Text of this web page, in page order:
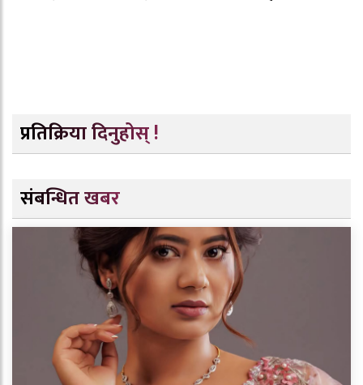
प्रतिक्रिया दिनुहोस् !
संबन्धित खबर